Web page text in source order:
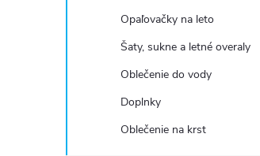
Opaľovačky na leto
Šaty, sukne a letné overaly
Oblečenie do vody
Doplnky
Oblečenie na krst